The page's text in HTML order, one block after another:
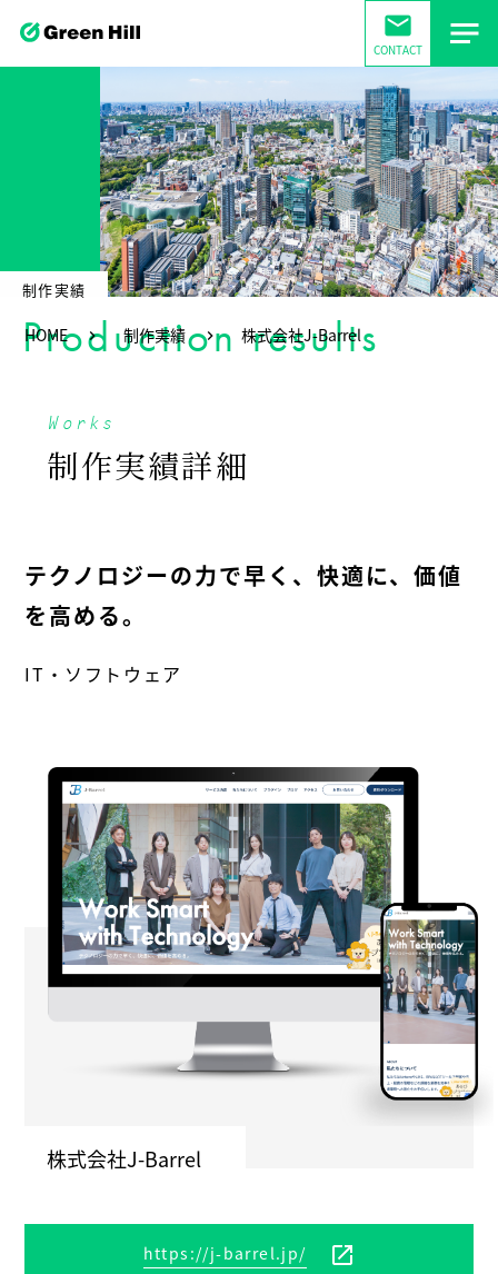
mail
CONTACT
制作実績
Production results
HOME 制作実績 株式会社J-Barrel
Works
制作実績詳細
テクノロジーの力で早く、快適に、価値
を高める。
IT・ソフトウェア
株式会社J-Barrel
https://j-barrel.jp/ open_in_new